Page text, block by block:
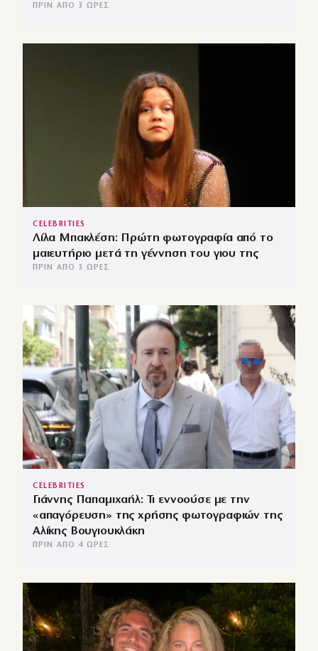
ΠΡΙΝ ΑΠΌ 3 ΏΡΕΣ
CELEBRITIES
Λίλα Μπακλέση: Πρώτη φωτογραφία από το
μαιευτήριο μετά τη γέννηση του γιου της
ΠΡΙΝ ΑΠΌ 3 ΏΡΕΣ
CELEBRITIES
Γιάννης Παπαμιχαήλ: Τι εννοούσε με την
«απαγόρευση» της χρήσης φωτογραφιών της
Αλίκης Βουγιουκλάκη
ΠΡΙΝ ΑΠΌ 4 ΏΡΕΣ